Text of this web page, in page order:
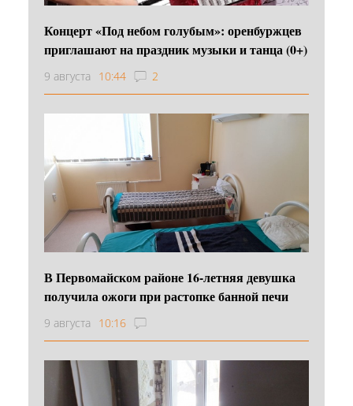
Концерт «Под небом голубым»: оренбуржцев
приглашают на праздник музыки и танца (0+)
9 августа 10:44 2
В Первомайском районе 16‑летняя девушка
получила ожоги при растопке банной печи
9 августа 10:16